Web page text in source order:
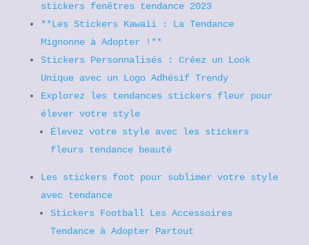
stickers fenêtres tendance 2023
**Les Stickers Kawaii : La Tendance
Mignonne à Adopter !**
Stickers Personnalisés : Créez un Look
Unique avec un Logo Adhésif Trendy
Explorez les tendances stickers fleur pour
élever votre style
Élevez votre style avec les stickers
fleurs tendance beauté
Les stickers foot pour sublimer votre style
avec tendance
Stickers Football Les Accessoires
Tendance à Adopter Partout